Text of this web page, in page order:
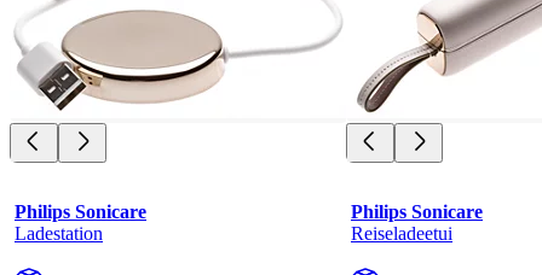
Philips Sonicare
Ladestation
Philips Sonicare
Reiseladeetui